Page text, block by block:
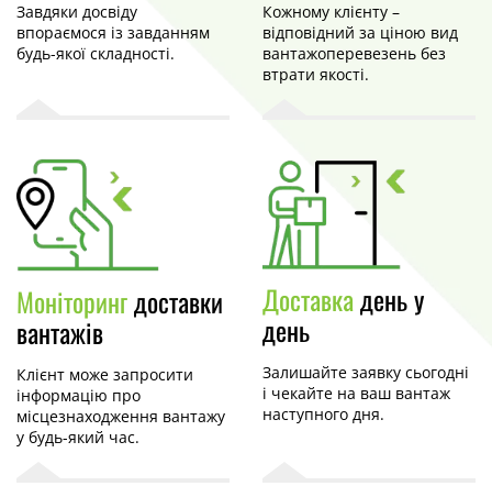
Завдяки досвіду
впораємося із завданням
будь-якої складності.
Кожному клієнту –
відповідний за ціною вид
вантажоперевезень без
втрати якості.
Моніторингдоставки
вантажів
Клієнт може запросити
інформацію про
місцезнаходження вантажу
у будь-який час.
Доставкадень у
день
Залишайте заявку сьогодні
і чекайте на ваш вантаж
наступного дня.